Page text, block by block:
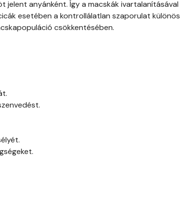
jelent anyánként. Így a macskák ivartalanításával
esetében a kontrollálatlan szaporulat
csökkentésében.